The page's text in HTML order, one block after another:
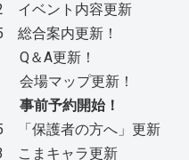
イベント内容更新
総合案内更新！
更新！
ップ更新！
事前予約開始！
「保護者の方へ」更新
こまキャラ更新